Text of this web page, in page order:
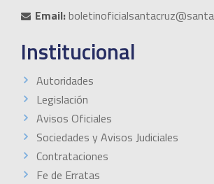
Email:
Institucional
Autoridades
Legislación
Avisos Oficiales
Sociedades y Avisos Judiciales
Contrataciones
Fe de Erratas